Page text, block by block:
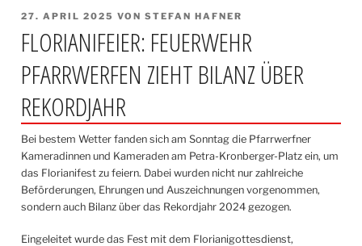
VERÖFFENTLICHT
27. APRIL 2025 VON STEFAN HAFNER
FLORIANIFEIER: FEUERWEHR
PFARRWERFEN ZIEHT BILANZ ÜBER
REKORDJAHR
Bei bestem Wetter fanden sich am Sonntag die Pfarrwerfner
Kameradinnen und Kameraden am Petra-Kronberger-Platz ein, um
das Florianifest zu feiern. Dabei wurden nicht nur zahlreiche
Beförderungen, Ehrungen und Auszeichnungen vorgenommen,
sondern auch Bilanz über das Rekordjahr 2024 gezogen.
Eingeleitet wurde das Fest mit dem Florianigottesdienst,